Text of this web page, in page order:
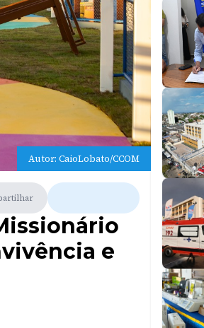
Autor: CaioLobato/CCOM
e